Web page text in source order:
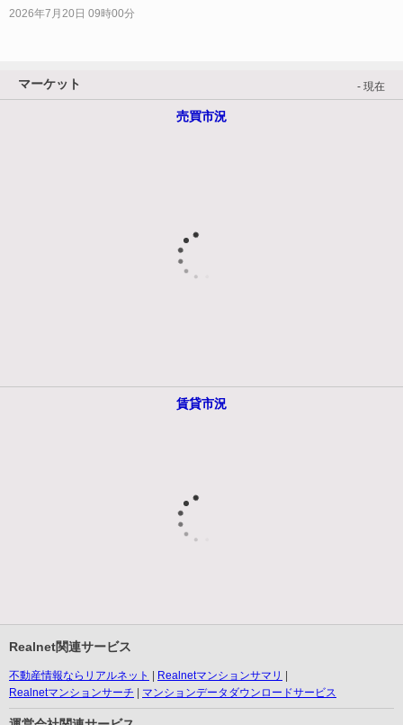
2026年7月20日 09時00分
マーケット - 現在
売買市況
賃貸市況
Realnet関連サービス
不動産情報ならリアルネット
Realnetマンションサマリ
Realnetマンションサーチ
マンションデータダウンロードサービス